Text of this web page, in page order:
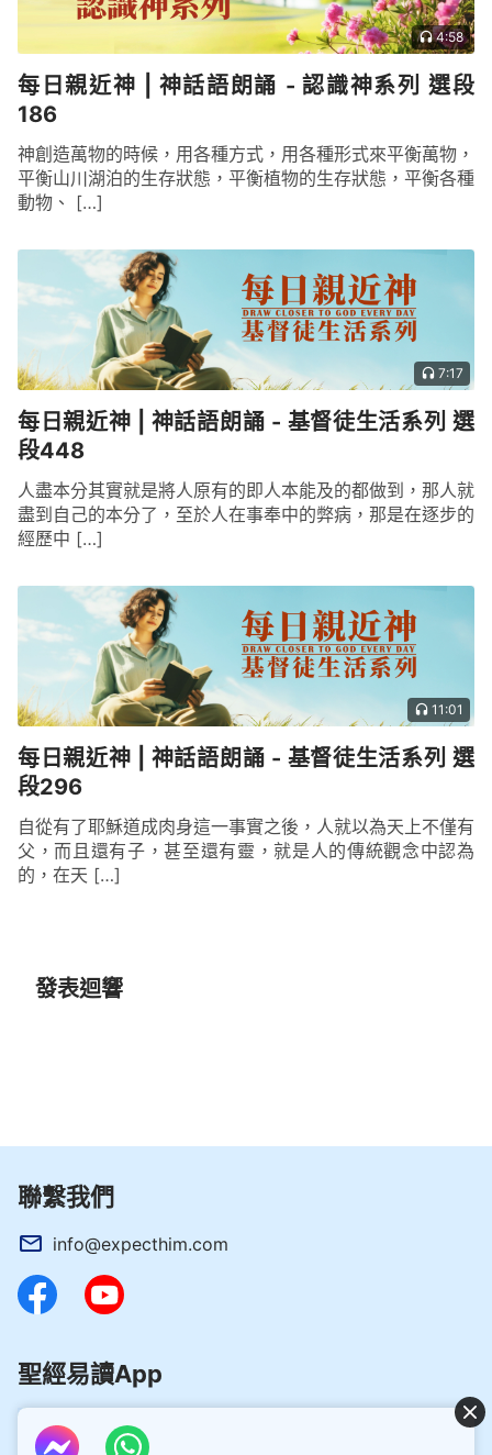
4:58
每日親近神 | 神話語朗誦 - 認識神系列 選段
186
神創造萬物的時候，用各種方式，用各種形式來平衡萬物，
平衡山川湖泊的生存狀態，平衡植物的生存狀態，平衡各種
動物、 […]
7:17
每日親近神 | 神話語朗誦 - 基督徒生活系列 選
段448
人盡本分其實就是將人原有的即人本能及的都做到，那人就
盡到自己的本分了，至於人在事奉中的弊病，那是在逐步的
經歷中 […]
11:01
每日親近神 | 神話語朗誦 - 基督徒生活系列 選
段296
自從有了耶穌道成肉身這一事實之後，人就以為天上不僅有
父，而且還有子，甚至還有靈，就是人的傳統觀念中認為
的，在天 […]
發表迴響
聯繫我們
info@expecthim.com
聖經易讀App